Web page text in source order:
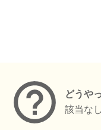
どうや
該当なし